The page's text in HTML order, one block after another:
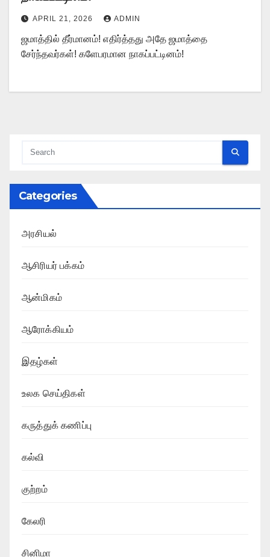
APRIL 21, 2026 ADMIN
ஜமாத்தில் தீர்மானம்! எதிர்த்தது அதே ஜமாத்தை
சேர்ந்தவர்கள்! களேபரமான நாகப்பட்டினம்!
Categories
அரசியல்
ஆசிரியர் பக்கம்
ஆன்மிகம்
ஆரோக்கியம்
இதழ்கள்
உலக செய்திகள்
கருத்துக் கணிப்பு
கல்வி
குற்றம்
கேலரி
சினிமா